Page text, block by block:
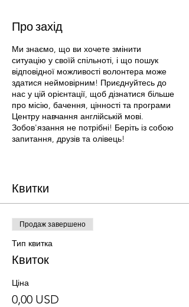
Про захід
Ми знаємо, що ви хочете змінити
ситуацію у своїй спільноті, і що пошук
відповідної можливості волонтера може
здатися неймовірним! Приєднуйтесь до
нас у цій орієнтації, щоб дізнатися більше
про місію, бачення, цінності та програми
Центру навчання англійській мові.
Зобов'язання не потрібні! Беріть із собою
запитання, друзів та олівець!
відвідати лише одну ознайомчу сесію.
Якщо вам здається, що вам підходить, ви
запишетесь на наступну серію тренінгів,
яка відповідає вашим можливостям.
Підготовка волонтерів складається з трьох
тренінгів. Щоб розпочати волонтерство,
Квитки
Продаж завершено
Тип квитка
Квиток
Ціна
0,00 USD